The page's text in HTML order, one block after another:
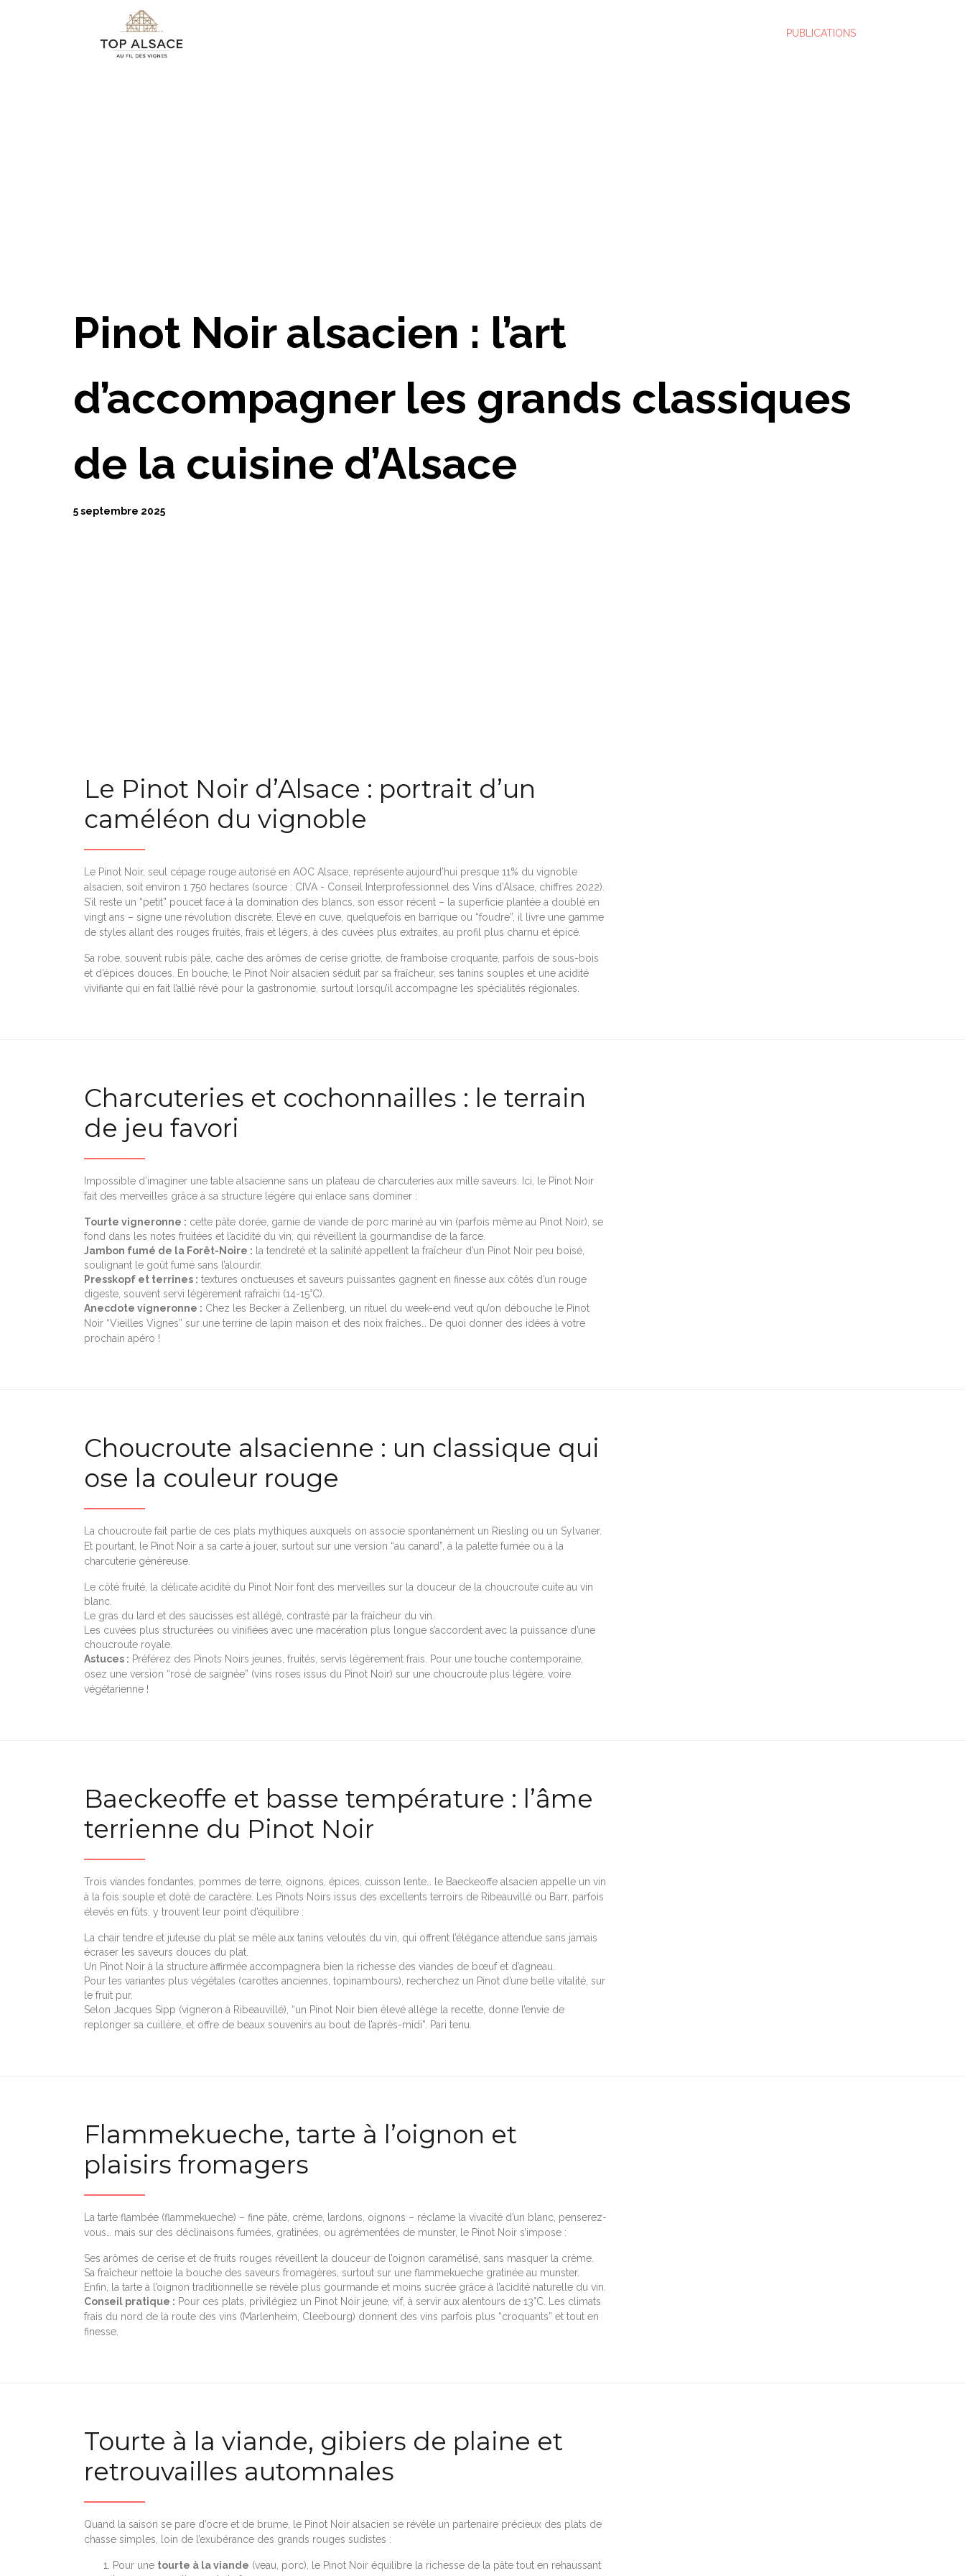
PUBLICATIONS
Pinot Noir alsacien : l’art
d’accompagner les grands classiques
de la cuisine d’Alsace
5 septembre 2025
Le Pinot Noir d’Alsace : portrait d’un
caméléon du vignoble
Le Pinot Noir, seul cépage rouge autorisé en AOC Alsace, représente aujourd’hui presque 11% du vignoble
alsacien, soit environ 1 750 hectares (source : CIVA - Conseil Interprofessionnel des Vins d’Alsace, chiffres 2022).
S’il reste un “petit” poucet face à la domination des blancs, son essor récent – la superficie plantée a doublé en
vingt ans – signe une révolution discrète. Élevé en cuve, quelquefois en barrique ou “foudre”, il livre une gamme
de styles allant des rouges fruités, frais et légers, à des cuvées plus extraites, au profil plus charnu et épicé.
Sa robe, souvent rubis pâle, cache des arômes de cerise griotte, de framboise croquante, parfois de sous-bois
et d’épices douces. En bouche, le Pinot Noir alsacien séduit par sa fraîcheur, ses tanins souples et une acidité
vivifiante qui en fait l’allié rêvé pour la gastronomie, surtout lorsqu’il accompagne les spécialités régionales.
Charcuteries et cochonnailles : le terrain
de jeu favori
Impossible d’imaginer une table alsacienne sans un plateau de charcuteries aux mille saveurs. Ici, le Pinot Noir
fait des merveilles grâce à sa structure légère qui enlace sans dominer :
Tourte vigneronne : cette pâte dorée, garnie de viande de porc mariné au vin (parfois même au Pinot Noir), se
fond dans les notes fruitées et l’acidité du vin, qui réveillent la gourmandise de la farce.
Jambon fumé de la Forêt-Noire : la tendreté et la salinité appellent la fraîcheur d’un Pinot Noir peu boisé,
soulignant le goût fumé sans l’alourdir.
Presskopf et terrines : textures onctueuses et saveurs puissantes gagnent en finesse aux côtés d’un rouge
digeste, souvent servi légèrement rafraîchi (14-15°C).
Anecdote vigneronne : Chez les Becker à Zellenberg, un rituel du week-end veut qu’on débouche le Pinot
Noir “Vieilles Vignes” sur une terrine de lapin maison et des noix fraîches… De quoi donner des idées à votre
prochain apéro !
Choucroute alsacienne : un classique qui
ose la couleur rouge
La choucroute fait partie de ces plats mythiques auxquels on associe spontanément un Riesling ou un Sylvaner.
Et pourtant, le Pinot Noir a sa carte à jouer, surtout sur une version “au canard”, à la palette fumée ou à la
charcuterie généreuse.
Le côté fruité, la délicate acidité du Pinot Noir font des merveilles sur la douceur de la choucroute cuite au vin
blanc.
Le gras du lard et des saucisses est allégé, contrasté par la fraîcheur du vin.
Les cuvées plus structurées ou vinifiées avec une macération plus longue s’accordent avec la puissance d’une
choucroute royale.
Astuces : Préférez des Pinots Noirs jeunes, fruités, servis légèrement frais. Pour une touche contemporaine,
osez une version “rosé de saignée” (vins roses issus du Pinot Noir) sur une choucroute plus légère, voire
végétarienne !
Baeckeoffe et basse température : l’âme
terrienne du Pinot Noir
Trois viandes fondantes, pommes de terre, oignons, épices, cuisson lente… le Baeckeoffe alsacien appelle un vin
à la fois souple et doté de caractère. Les Pinots Noirs issus des excellents terroirs de Ribeauvillé ou Barr, parfois
élevés en fûts, y trouvent leur point d’équilibre :
La chair tendre et juteuse du plat se mêle aux tanins veloutés du vin, qui offrent l’élégance attendue sans jamais
écraser les saveurs douces du plat.
Un Pinot Noir à la structure affirmée accompagnera bien la richesse des viandes de bœuf et d’agneau.
Pour les variantes plus végétales (carottes anciennes, topinambours), recherchez un Pinot d’une belle vitalité, sur
le fruit pur.
Selon Jacques Sipp (vigneron à Ribeauvillé), “un Pinot Noir bien élevé allège la recette, donne l’envie de
replonger sa cuillère, et offre de beaux souvenirs au bout de l’après-midi”. Pari tenu.
Flammekueche, tarte à l’oignon et
plaisirs fromagers
La tarte flambée (flammekueche) – fine pâte, crème, lardons, oignons – réclame la vivacité d’un blanc, penserez-
vous… mais sur des déclinaisons fumées, gratinées, ou agrémentées de munster, le Pinot Noir s’impose :
Ses arômes de cerise et de fruits rouges réveillent la douceur de l’oignon caramélisé, sans masquer la crème.
Sa fraîcheur nettoie la bouche des saveurs fromagères, surtout sur une flammekueche gratinée au munster.
Enfin, la tarte à l’oignon traditionnelle se révèle plus gourmande et moins sucrée grâce à l’acidité naturelle du vin.
Conseil pratique : Pour ces plats, privilégiez un Pinot Noir jeune, vif, à servir aux alentours de 13°C. Les climats
frais du nord de la route des vins (Marlenheim, Cleebourg) donnent des vins parfois plus “croquants” et tout en
finesse.
Tourte à la viande, gibiers de plaine et
retrouvailles automnales
Quand la saison se pare d’ocre et de brume, le Pinot Noir alsacien se révèle un partenaire précieux des plats de
chasse simples, loin de l’exubérance des grands rouges sudistes :
Pour une tourte à la viande (veau, porc), le Pinot Noir équilibre la richesse de la pâte tout en rehaussant